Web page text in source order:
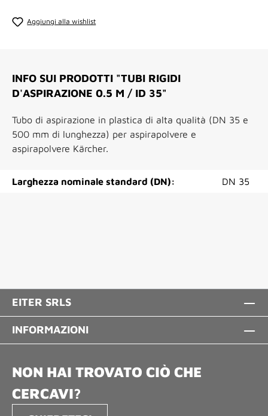
Aggiungi alla wishlist
INFO SUI PRODOTTI "TUBI RIGIDI
D'ASPIRAZIONE 0.5 M / ID 35"
Tubo di aspirazione in plastica di alta qualità (DN 35 e
500 mm di lunghezza) per aspirapolvere e
aspirapolvere Kärcher.
Larghezza nominale standard (DN): DN 35
EITER SRLS
INFORMAZIONI
NON HAI TROVATO CIÒ CHE
CERCAVI?